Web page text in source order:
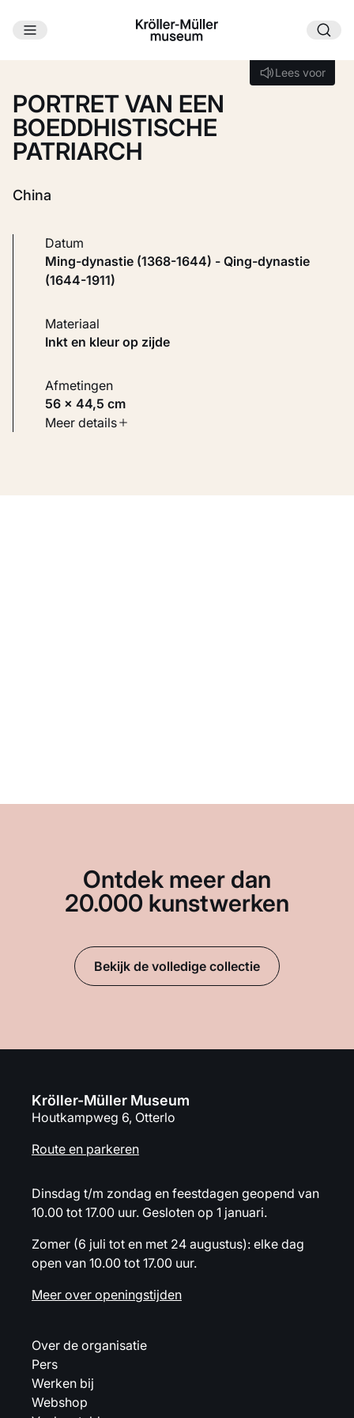
Ga naar hoofdinhoud
Lees voor
Lees voor
PORTRET VAN EEN
BOEDDHISTISCHE
PATRIARCH
China
Datum
Ming-dynastie (1368-1644) - Qing-dynastie
(1644-1911)
Materiaal
Inkt en kleur op zijde
Afmetingen
56 × 44,5 cm
Soort werk
Meer details
Ontdek meer dan
20.000 kunstwerken
Bekijk de volledige collectie
Kröller-Müller Museum
Houtkampweg 6, Otterlo
Route en parkeren
Dinsdag t/m zondag en feestdagen geopend van
10.00 tot 17.00 uur. Gesloten op 1 januari.
Zomer (6 juli tot en met 24 augustus): elke dag
open van 10.00 tot 17.00 uur.
Meer over openingstijden
Over de organisatie
Pers
Werken bij
Webshop